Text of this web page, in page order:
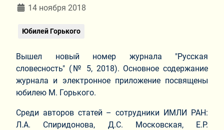
Информация о материале
14 ноября 2018
Юбилей Горького
Вышел новый номер журнала "Русская
словесность" (№ 5, 2018). Основное содержание
журнала и электронное приложение посвящены
юбилею М. Горького.
Среди авторов статей – сотрудники ИМЛИ РАН:
Л.А. Спиридонова, Д.С. Московская, Е.Р.